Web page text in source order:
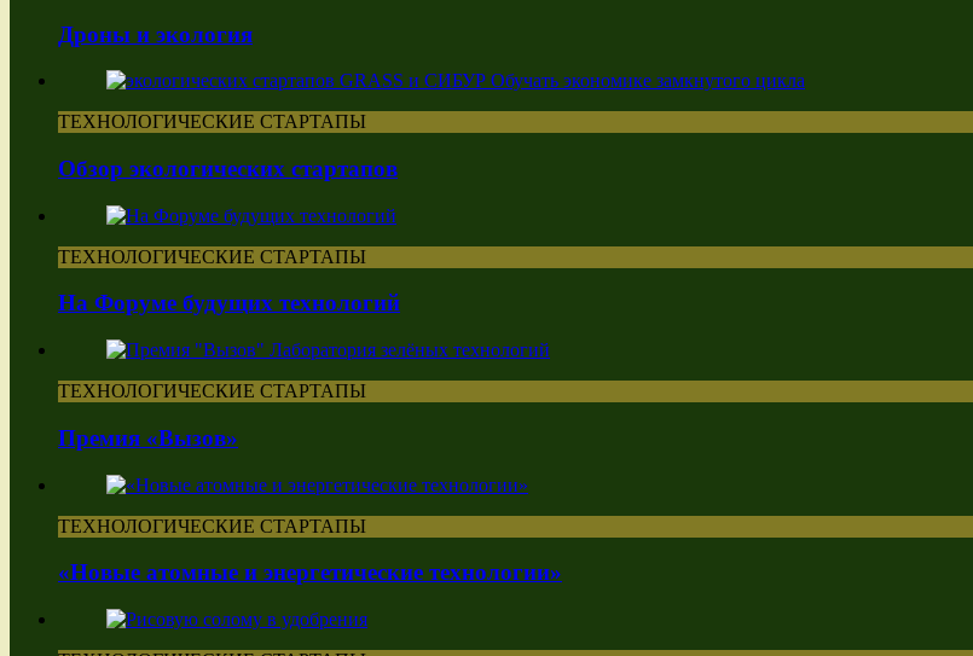
Дроны и экология
ТЕХНОЛОГИЧЕСКИЕ СТАРТАПЫ
Обзор экологических стартапов
ТЕХНОЛОГИЧЕСКИЕ СТАРТАПЫ
На Форуме будущих технологий
ТЕХНОЛОГИЧЕСКИЕ СТАРТАПЫ
Премия «Вызов»
ТЕХНОЛОГИЧЕСКИЕ СТАРТАПЫ
«Новые атомные и энергетические технологии»